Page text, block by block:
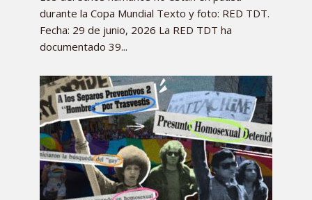
durante la Copa Mundial Texto y foto: RED TDT.
Fecha: 29 de junio, 2026 La RED TDT ha
documentado 39...